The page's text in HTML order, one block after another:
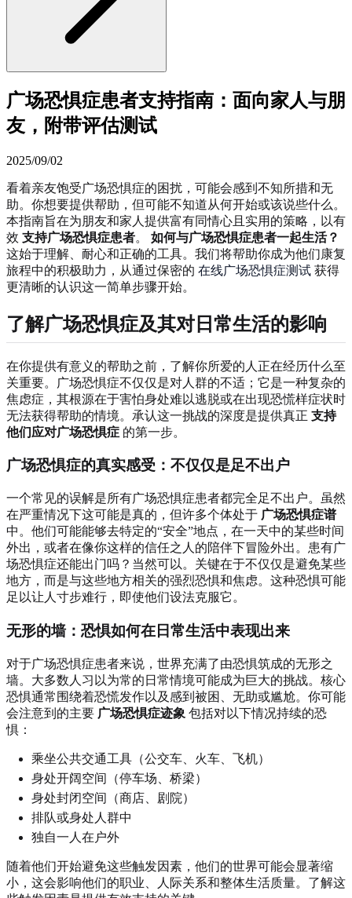
广场恐惧症患者支持指南：面向家人与朋
友，附带评估测试
2025/09/02
看着亲友饱受广场恐惧症的困扰，可能会感到不知所措和无
助。你想要提供帮助，但可能不知道从何开始或该说些什么。
本指南旨在为朋友和家人提供富有同情心且实用的策略，以有
效 支持广场恐惧症患者。 如何与广场恐惧症患者一起生活？
这始于理解、耐心和正确的工具。我们将帮助你成为他们康复
旅程中的积极助力，从通过保密的 在线广场恐惧症测试 获得
更清晰的认识这一简单步骤开始。
了解广场恐惧症及其对日常生活的影响
在你提供有意义的帮助之前，了解你所爱的人正在经历什么至
关重要。广场恐惧症不仅仅是对人群的不适；它是一种复杂的
焦虑症，其根源在于害怕身处难以逃脱或在出现恐慌样症状时
无法获得帮助的情境。承认这一挑战的深度是提供真正 支持
他们应对广场恐惧症 的第一步。
广场恐惧症的真实感受：不仅仅是足不出户
一个常见的误解是所有广场恐惧症患者都完全足不出户。虽然
在严重情况下这可能是真的，但许多个体处于 广场恐惧症谱
中。他们可能能够去特定的“安全”地点，在一天中的某些时间
外出，或者在像你这样的信任之人的陪伴下冒险外出。患有广
场恐惧症还能出门吗？当然可以。关键在于不仅仅是避免某些
地方，而是与这些地方相关的强烈恐惧和焦虑。这种恐惧可能
足以让人寸步难行，即使他们设法克服它。
无形的墙：恐惧如何在日常生活中表现出来
对于广场恐惧症患者来说，世界充满了由恐惧筑成的无形之
墙。大多数人习以为常的日常情境可能成为巨大的挑战。核心
恐惧通常围绕着恐慌发作以及感到被困、无助或尴尬。你可能
会注意到的主要 广场恐惧症迹象 包括对以下情况持续的恐
惧：
乘坐公共交通工具（公交车、火车、飞机）
身处开阔空间（停车场、桥梁）
身处封闭空间（商店、剧院）
排队或身处人群中
独自一人在户外
随着他们开始避免这些触发因素，他们的世界可能会显著缩
小，这会影响他们的职业、人际关系和整体生活质量。了解这